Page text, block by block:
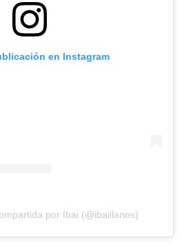
en Instagram
por Ibai (@ibaillanos)